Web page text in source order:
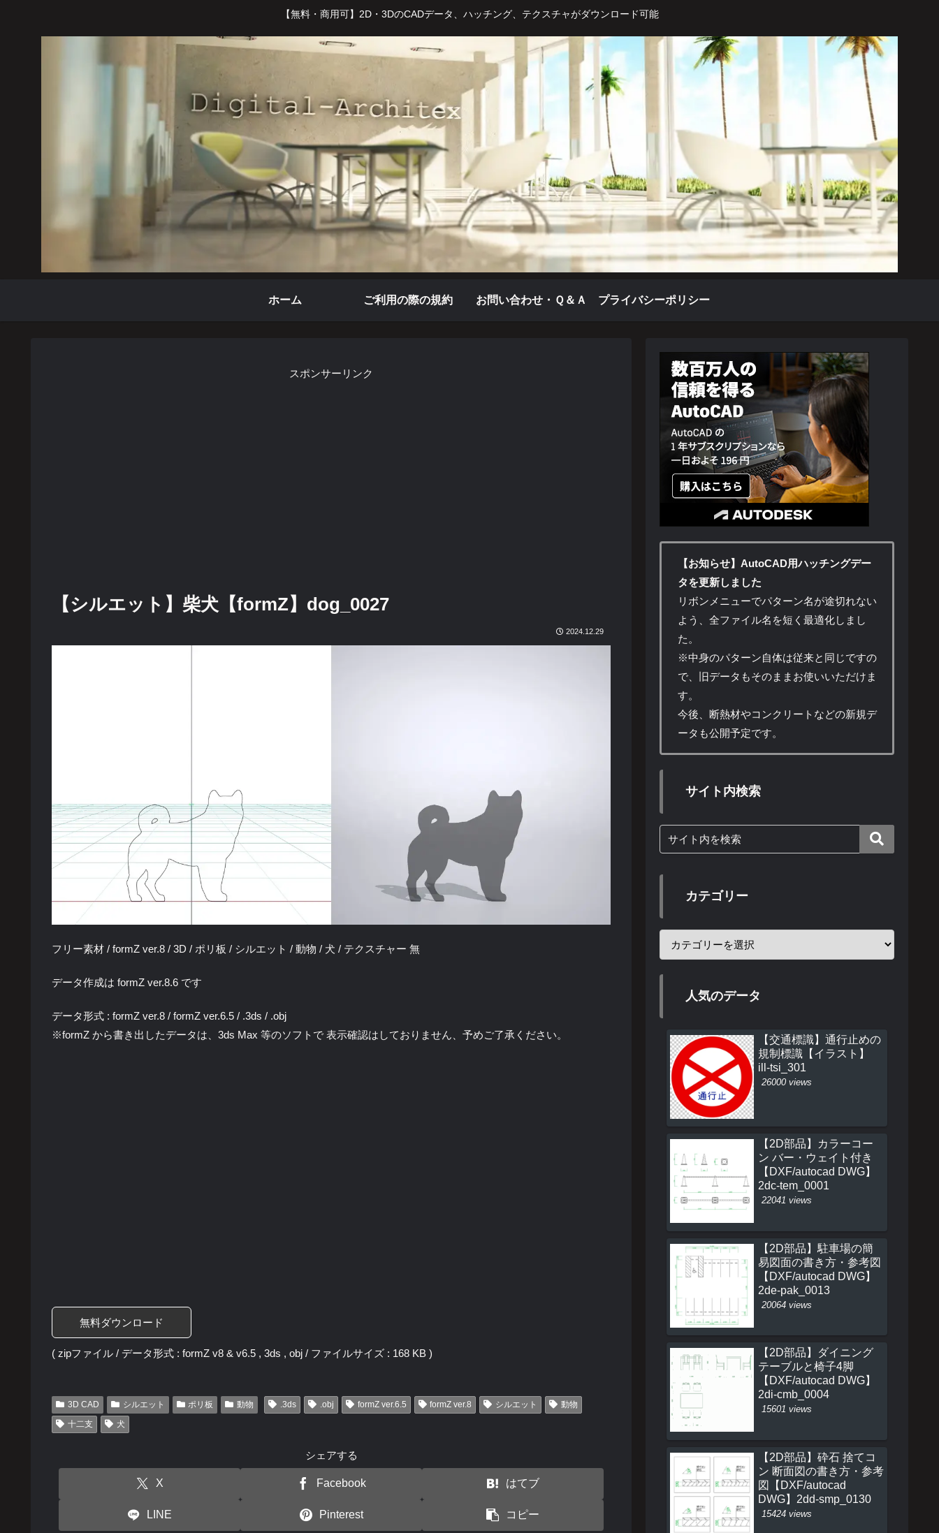
【無料・商用可】2D・3DのCADデータ、ハッチング、テクスチャがダウンロード可能
ホーム ご利用の際の規約 お問い合わせ・Ｑ＆Ａ プライバシーポリシー
スポンサーリンク
【シルエット】柴犬【formZ】dog_0027
2024.12.29
フリー素材 / formZ ver.8 / 3D / ポリ板 / シルエット / 動物 / 犬 / テクスチャー 無
データ作成は formZ ver.8.6 です
データ形式 : formZ ver.8 / formZ ver.6.5 / .3ds / .obj
※formZ から書き出したデータは、3ds Max 等のソフトで 表示確認はしておりません、予めご了承ください。
無料ダウンロード
( zipファイル / データ形式 : formZ v8 & v6.5 , 3ds , obj / ファイルサイズ : 168 KB )
3D CAD シルエット ポリ板 動物 .3ds .obj formZ ver.6.5 formZ ver.8 シルエット
動物
十二支
犬
シェアする
X Facebook はてブ
LINE Pinterest コピー
【お知らせ】AutoCAD用ハッチングデー
タを更新しました
リボンメニューでパターン名が途切れない
よう、全ファイル名を短く最適化しまし
た。
※中身のパターン自体は従来と同じですの
で、旧データもそのままお使いいただけま
す。
今後、断熱材やコンクリートなどの新規デ
ータも公開予定です。
サイト内検索
カテゴリー
人気のデータ
【交通標識】通行止めの
規制標識【イラスト】
ill-tsi_301
26000 views
【2D部品】カラーコー
ン バー・ウェイト付き
【DXF/autocad DWG】
2dc-tem_0001
22041 views
【2D部品】駐車場の簡
易図面の書き方・参考図
【DXF/autocad DWG】
2de-pak_0013
20064 views
【2D部品】ダイニング
テーブルと椅子4脚
【DXF/autocad DWG】
2di-cmb_0004
15601 views
【2D部品】砕石 捨てコ
ン 断面図の書き方・参考
図【DXF/autocad
DWG】2dd-smp_0130
15424 views